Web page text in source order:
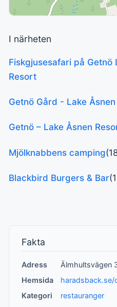
I närheten
Fiskgjusesafari på Getnö
Resort
Getnö Gård - Lake
Getnö – Lake Åsnen
Mjölknabbens camping
Blackbird Burgers & Bar
Fakta
Adress
Älmhultsvägen
Hemsida
haradsback.se/
Kategori
restauranger